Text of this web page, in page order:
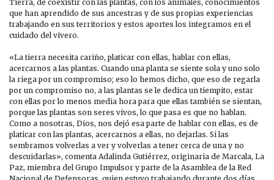
Tierra, de coexistir con las plantas, con los animales, conocimientos
que han aprendido de sus ancestras y de sus propias experiencias
trabajando en sus territorios y estos aportes los integramos en el
cuidado del vivero.
«La tierra necesita cariño, platicar con ellas, hablar con ellas,
acercarnos a las plantas. Cuando una planta se siente sola y uno solo
la riega por un compromiso; eso lo hemos dicho, que eso de regarla
por un compromiso no, a las plantas se le dedica un tiempito, estar
con ellas por lo menos media hora para que ellas también se sientan,
porque las plantas son seres vivos, lo que pasa es que no hablan.
Como a nosotras, Dios, nos dejó esa parte de hablar con ellas, es de
platicar con las plantas, acercarnos a ellas, no dejarlas. Si las
sembramos volverlas a ver y volverlas a tener cerca de una y no
descuidarlas», comenta Adalinda Gutiérrez, originaria de Marcala, La
Paz, miembra del Grupo Impulsor y parte de la Asamblea de la Red